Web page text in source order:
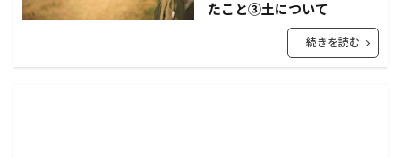
たこと③土について
続きを読む